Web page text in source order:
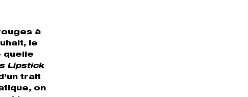
à
le
quelle
Lipstick
trait
on